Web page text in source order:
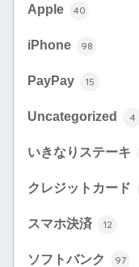
Apple 40
iPhone 98
PayPay 15
Uncategorized 4
いきなりステーキ
クレジットカード
スマホ決済 12
ソフトバンク 97